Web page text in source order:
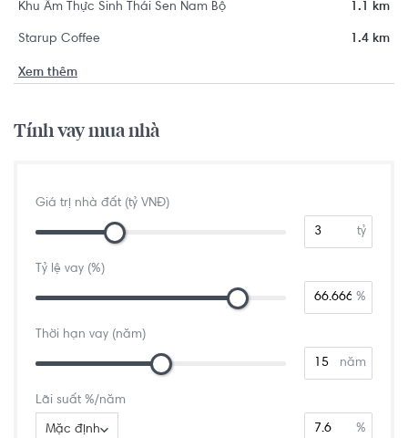
Khu Ẩm Thực Sinh Thái Sen Nam Bộ 1.1 km
Starup Coffee 1.4 km
Xem thêm
Tính vay mua nhà
Giá trị nhà đất (tỷ VNĐ)
tỷ
Tỷ lệ vay (%)
%
Thời hạn vay (năm)
năm
Lãi suất %/năm
Mặc định %